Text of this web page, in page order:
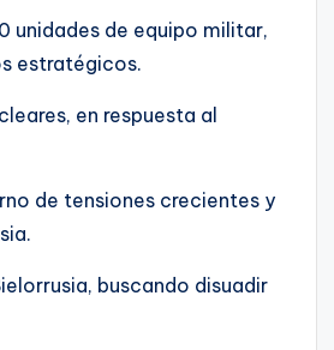
unidades de equipo militar,
estratégicos.
en respuesta al
de tensiones crecientes y
buscando disuadir